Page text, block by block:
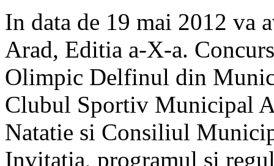
In data de 19 mai 2012 va
Arad, Editia a-X-a.
Olimpic Delfinul din
Clubul Sportiv Municipal
Natatie si Consiliul
Invitatia, programul si